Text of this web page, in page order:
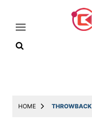
Latest
HOME THROWBACK